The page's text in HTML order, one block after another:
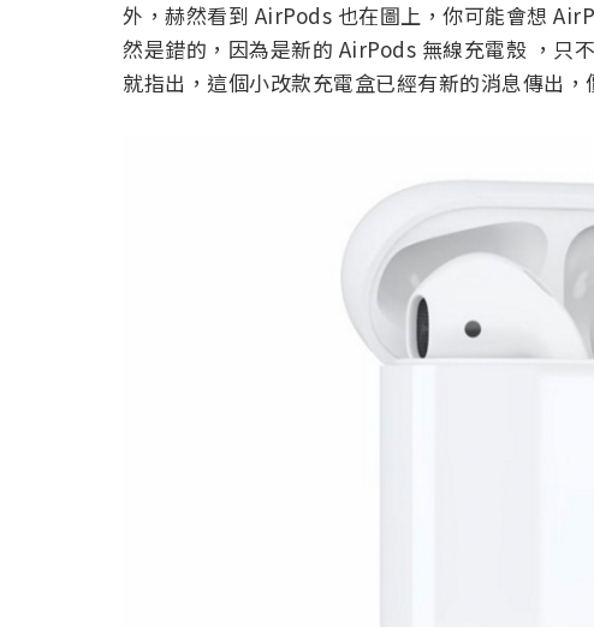
外，赫然看到 AirPods 也在圖上，你可能會想
然是錯的，因為是新的 AirPods 無線充電殼 ，只
就指出，這個小改款充電盒已經有新的消息傳出